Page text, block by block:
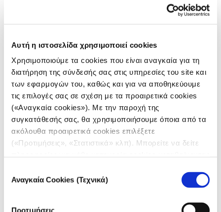
Αυτή η ιστοσελίδα χρησιμοποιεί cookies
Χρησιμοποιούμε τα cookies που είναι αναγκαία για τη
διατήρηση της σύνδεσής σας στις υπηρεσίες του site και
των εφαρμογών του, καθώς και για να αποθηκεύουμε
τις επιλογές σας σε σχέση με τα προαιρετικά cookies
(«Αναγκαία cookies»). Με την παροχή της
συγκατάθεσής σας, θα χρησιμοποιήσουμε όποια από τα
ακόλουθα προαιρετικά cookies επιλέξετε
(«Προτιμήσεις», «Στατιστικά» κλπ). Μπορείτε να δείτε
συγκατάθεσης
Αναγκαία Cookies (Τεχνικά)
Προτιμήσεις
Από τις περίπου 13.000 πυρηνικές κεφαλές στον
κόσμο, περισσότερες από 9.000 βρίσκονται σε
αεροσκάφη, πλοία και υποβρύχια. Οι υπόλοιπες
πυρηνικές κεφαλές έχουν αποσυρθεί, αλλά
παραμένουν σχετικά άθικτες και περιμένουν την
αποσυναρμολόγηση. Από τις πυρηνικές κεφαλές που
βρίσκονται στα στρατιωτικά αποθέματα,
περισσότερες από 3.000 έχουν αναπτυχθεί με
επιχειρησιακές δυνάμεις (σε βάσεις πυραύλων ή
βομβαρδιστικών). Από αυτές, περίπου 2.000
πολεμικές κεφαλές των ΗΠΑ, της Ρωσίας, της
ετοιμότητα, έτοιμες για χρήση σε σύντομο χρονικό
διάστημα.